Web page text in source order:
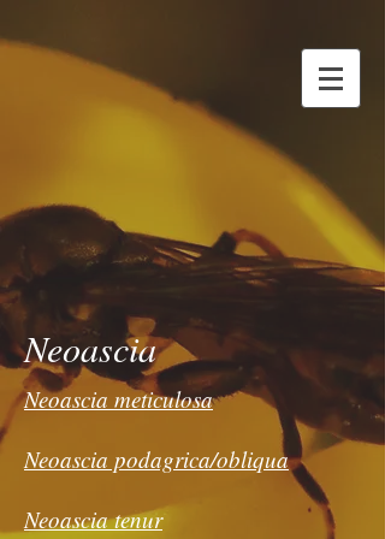
Neoascia
Neoascia meticulosa
Neoascia podagrica/obliqua
Neoascia tenur